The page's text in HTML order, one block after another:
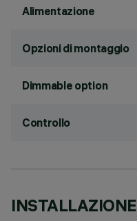
Alimentazione
Opzioni di montaggio
Dimmable option
Controllo
INSTALLAZIONE